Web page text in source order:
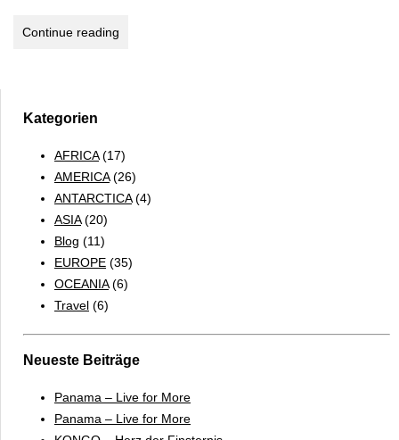
Continue reading
Kategorien
AFRICA(17)
AMERICA(26)
ANTARCTICA(4)
ASIA(20)
Blog (11)
EUROPE (35)
OCEANIA(6)
Travel (6)
Neueste Beiträge
Panama – Live for More
Panama – Live for More